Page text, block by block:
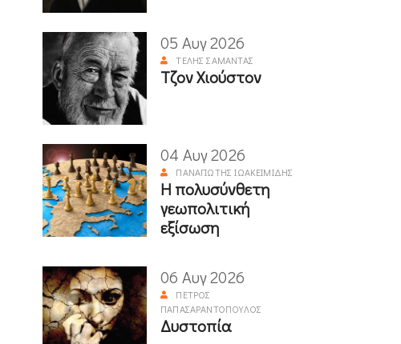
05 Αυγ 2026
ΤΈΛΗΣ ΣΑΜΑΝΤΆΣ
Τζον Χιούστον
04 Αυγ 2026
ΠΑΝΑΓΙΏΤΗΣ ΙΩΑΚΕΙΜΊΔΗΣ
Η πολυσύνθετη
γεωπολιτική
εξίσωση
06 Αυγ 2026
ΠΈΤΡΟΣ
ΠΑΠΑΣΑΡΑΝΤΌΠΟΥΛΟΣ
Δυστοπία